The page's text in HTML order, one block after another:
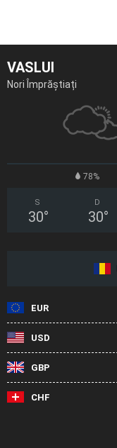
VASLUI
Nori Împrăștiați
78%
S
30°
D
30°
EUR
USD
GBP
CHF